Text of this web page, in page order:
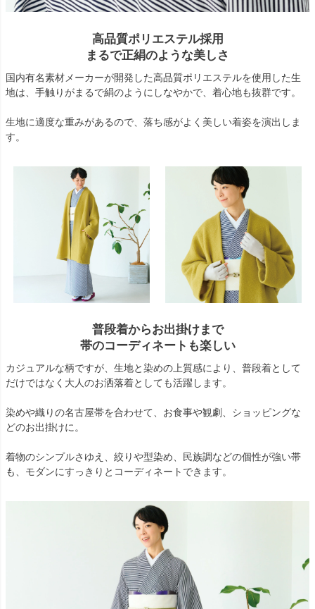
高品質ポリエステル採用
まるで正絹のような美しさ
国内有名素材メーカーが開発した高品質ポリエステルを使用した生
地は、手触りがまるで絹のようにしなやかで、着心地も抜群です。
生地に適度な重みがあるので、落ち感がよく美しい着姿を演出しま
す。
普段着からお出掛けまで
帯のコーディネートも楽しい
カジュアルな柄ですが、生地と染めの上質感により、普段着として
だけではなく大人のお洒落着としても活躍します。
染めや織りの名古屋帯を合わせて、お食事や観劇、ショッピングな
どのお出掛けに。
着物のシンプルさゆえ、絞りや型染め、民族調などの個性が強い帯
も、モダンにすっきりとコーディネートできます。